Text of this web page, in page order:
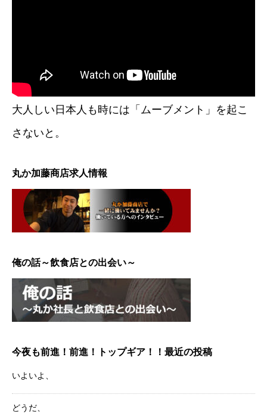
大人しい日本人も時には「ムーブメント」を起こ
さないと。
丸か加藤商店求人情報
俺の話～飲食店との出会い～
今夜も前進！前進！トップギア！！最近の投稿
いよいよ、
どうだ、